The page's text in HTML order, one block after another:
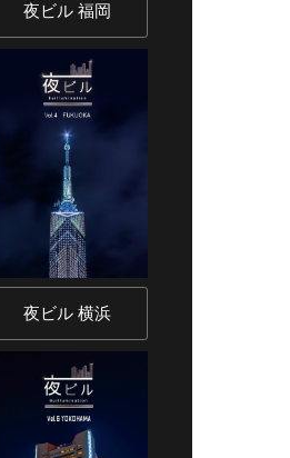
夜ビル 福岡
夜ビル 横浜